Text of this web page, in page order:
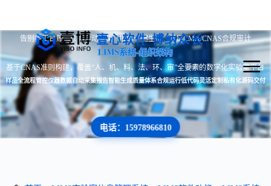
壹心软件 博纳众长
告别手工台账 · 数据自动采集 · 报告一键生成 · 满足CMA/CNAS合规审计
LIMS系统-组织架构
基于CNAS准则构建，覆盖“人、机、料、法、环、审”全要素的数字化实验室平台
样品全流程管控仪器数据自动采集报告智能生成质量体系合规运行低代码灵活定制私有化源码交付
电话：15978966810